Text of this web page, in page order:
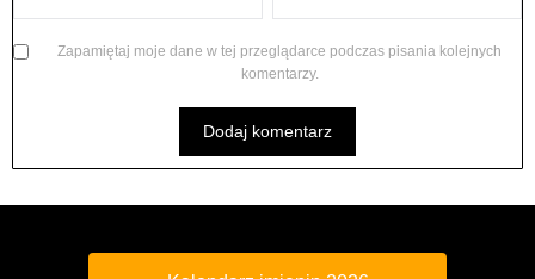
Zapamiętaj moje dane w tej przeglądarce podczas pisania kolejnych
komentarzy.